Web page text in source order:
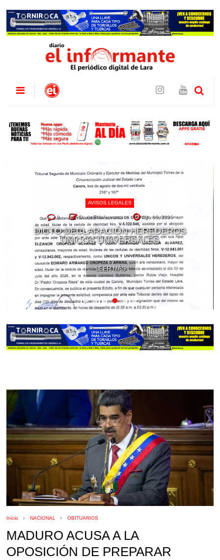
AVISOS LEGALES
0 Diario El Informante Ago 06, 2026
DICTO DECLARACIÓN HEREDEROS
ÚNICOS UNIVERSALES
LEER MÁS
Inicio NACIONAL OBITUARIOS
MADURO ACUSA A LA
OPOSICIÓN DE PREPARAR